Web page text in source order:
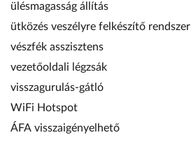
ülésmagasság állítás
ütközés veszélyre felkészítő rendszer
vészfék asszisztens
vezetőoldali légzsák
visszagurulás-gátló
WiFi Hotspot
ÁFA visszaigényelhető